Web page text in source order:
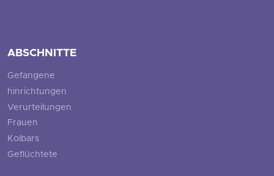
ABSCHNITTE
Gefangene
hinrichtungen
Verurteilungen
Frauen
Kolbars
Geflüchtete